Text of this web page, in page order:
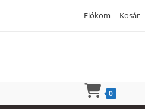
Fiókom Kosár
0